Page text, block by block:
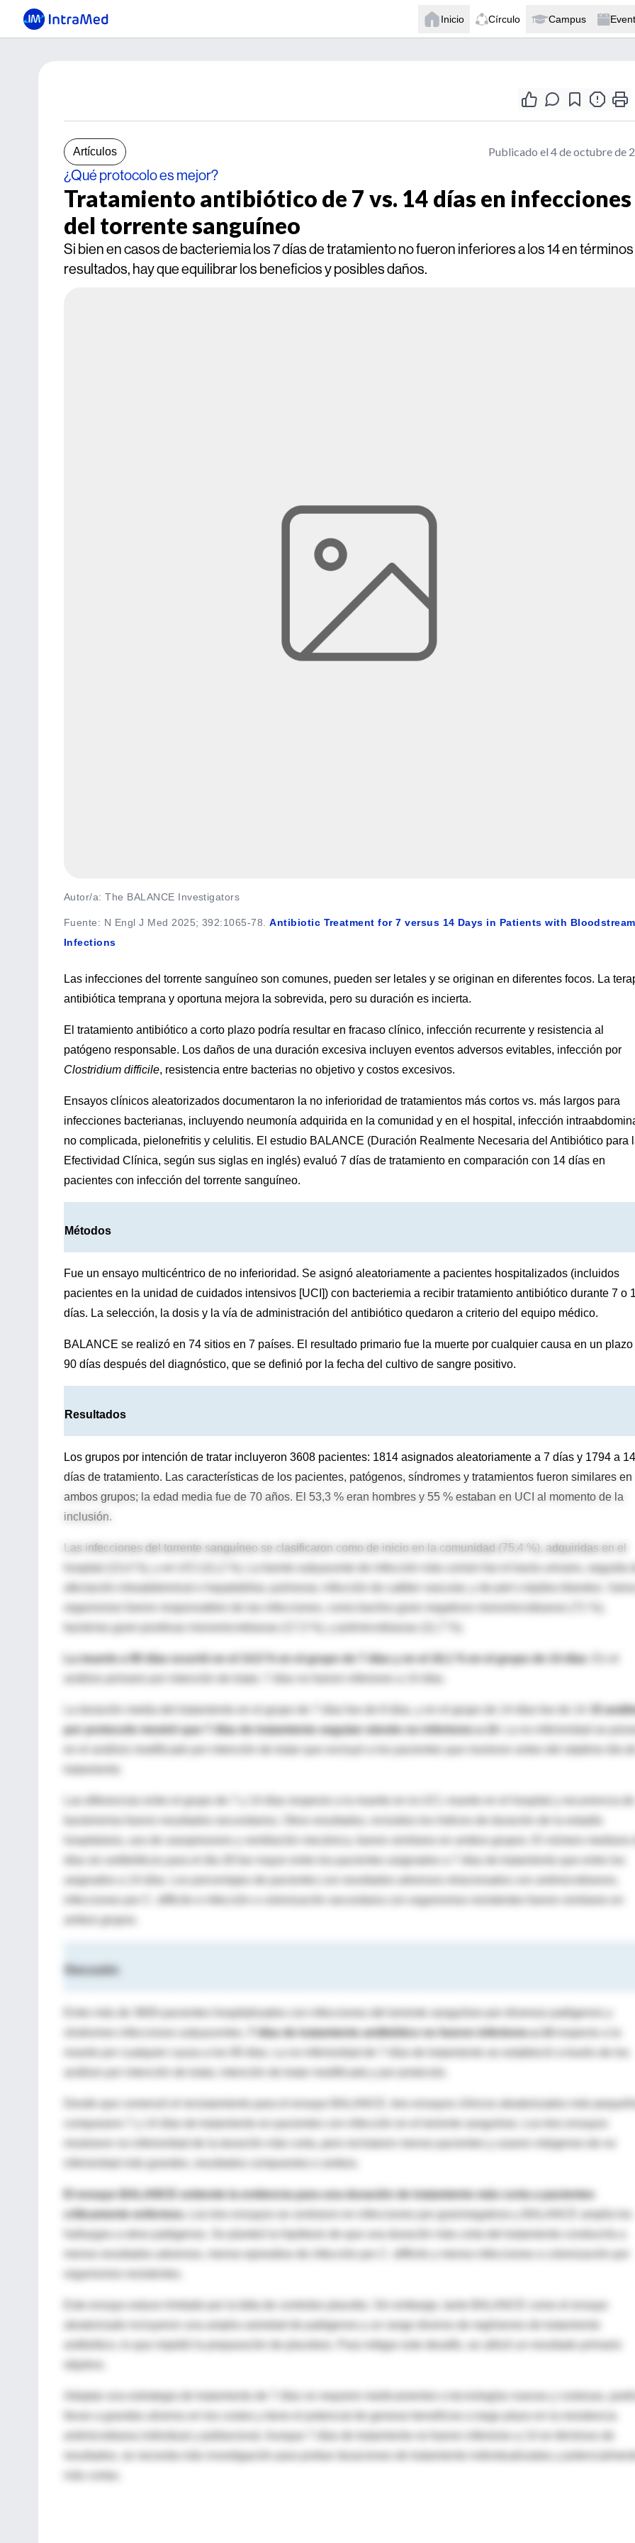
Inicio Círculo Campus
Artículos Publicado el 4 de octubre de
¿Qué protocolo es mejor?
Tratamiento antibiótico de 7 vs. 14 días en infecciones
del torrente sanguíneo
Si bien en casos de bacteriemia los 7 días de tratamiento no fueron inferiores a los 14 en
resultados, hay que equilibrar los beneficios y posibles daños.
Autor/a: The BALANCE Investigators
Fuente: N Engl J Med 2025; 392:1065-78.
Antibiotic Treatment for 7 versus 14 Days in Patients with Bloodstream
Infections
Las infecciones del torrente sanguíneo son comunes, pueden ser letales y se originan en diferentes focos. La
antibiótica temprana y oportuna mejora la sobrevida, pero su duración es incierta.
El tratamiento antibiótico a corto plazo podría resultar en fracaso clínico, infección recurrente y resistencia al
patógeno responsable. Los daños de una duración excesiva incluyen eventos adversos evitables, infección por
Clostridium difficile, resistencia entre bacterias no objetivo y costos excesivos.
Ensayos clínicos aleatorizados documentaron la no inferioridad de tratamientos más cortos vs. más largos para
infecciones bacterianas, incluyendo neumonía adquirida en la comunidad y en el hospital, infección
no complicada, pielonefritis y celulitis. El estudio BALANCE (Duración Realmente Necesaria del Antibiótico para
Efectividad Clínica, según sus siglas en inglés) evaluó 7 días de tratamiento en comparación con 14 días en
pacientes con infección del torrente sanguíneo.
Métodos
Fue un ensayo multicéntrico de no inferioridad. Se asignó aleatoriamente a pacientes hospitalizados (incluidos
pacientes en la unidad de cuidados intensivos [UCI]) con bacteriemia a recibir tratamiento antibiótico durante 7 o
días. La selección, la dosis y la vía de administración del antibiótico quedaron a criterio del equipo médico.
BALANCE se realizó en 74 sitios en 7 países. El resultado primario fue la muerte por cualquier causa en un plazo
90 días después del diagnóstico, que se definió por la fecha del cultivo de sangre positivo.
Resultados
Los grupos por intención de tratar incluyeron 3608 pacientes: 1814 asignados aleatoriamente a 7 días y 1794 a 14
días de tratamiento. Las características de los pacientes, patógenos, síndromes y tratamientos fueron similares en
ambos grupos; la edad media fue de 70 años. El 53,3 % eran hombres y 55 % estaban en UCI al momento de la
inclusión.
Las infecciones del torrente sanguíneo se clasificaron como de inicio en la comunidad (75,4 %), adquiridas en el
hospital (13,4 %), y en UCI (11,2 %). La fuente subyacente de infección más común fue el tracto urinario, seguida
organismos fueron responsables de las infecciones, como bacilos gram negativos monomicrobianos (71 %),
La muerte a 90 días ocurrió en el 14,5 % en el grupo de 7 días y en el 16,1 % en el grupo de 14 días
La duración media del tratamiento en el grupo de 7 días fue de 8 días, y en el grupo de 14 días fue de 14.
El
por protocolo mostró que 7 días de tratamiento seguían siendo no inferiores a 14
Las diferencias entre el grupo de 7 y 14 días respecto a la muerte en la UCI, muerte en el hospital y recurrencia de
hospitalaria, uso de vasopresores y ventilación mecánica, fueron similares en ambos grupos. El número mediano
días sin antibióticos para el día 28 fue mayor entre los pacientes asignados a 7 días de tratamiento que entre los
asignados a 14 días. Los porcentajes de pacientes con resultados adversos relacionados con antimicrobianos,
infecciones por C. difficile e infección o colonización secundaria con organismos resistentes fueron similares en
ambos grupos.
Discusión
Entre más de 3600 pacientes hospitalizados con infecciones del torrente sanguíneo por diversos patógenos y
7 días de tratamiento antibiótico no fueron inferiores a 14
Desde que comenzó el reclutamiento para el ensayo BALANCE, tres ensayos clínicos aleatorizados más
compararon 7 y 14 días de tratamiento en pacientes con infección en el torrente sanguíneo. Los tres ensayos
mostraron no inferioridad de la duración más corta, pero reclutaron menos pacientes y usaron márgenes de no
El ensayo BALANCE extiende la evidencia para una duración de tratamiento más corta a pacientes
críticamente enfermos.
Los tres ensayos se centraron en infecciones por gramnegativos y BALANCE amplía los
hallazgos a otros patógenos. Se planteó la hipótesis de que una duración más corta del tratamiento conduciría a
organismos resistentes.
Este ensayo estuvo limitado por la falta de controles placebo. Sin embargo, tanto BALANCE como el ensayo
aleatorizado incluyeron una amplia variedad de patógenos y un rango diverso de regímenes de tratamiento
antibiótico, lo que impidió la preparación de placebos. Para mitigar este desafío, se utilizó un resultado primario
Adoptar una estrategia de tratamiento de 7 días no requiere medicamentos o tecnologías nuevas y costosas,
llevar a grandes ahorros en los costos y tiene el potencial de generar beneficios a largo plazo en la resistencia
antimicrobiana individual y poblacional. Aunque 7 días de tratamiento no fueron inferiores a 14 en términos de
resultados, se necesita más investigación para probar duraciones de tratamiento individualizadas y